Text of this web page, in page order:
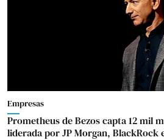
Empresas
Prometheus de Bezos capta 12 mil
liderada por JP Morgan, BlackRock